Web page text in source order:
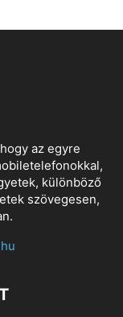
az egyre
különböző
szövegesen,